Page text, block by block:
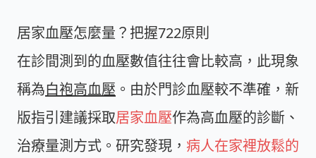
居家血壓怎麼量？把握722原則
在診間測到的血壓數值往往會比較高，此現象
稱為白袍高血壓 。由於門診血壓較不準確，新
版指引建議採取居家血壓作為高血壓的診斷、
治療量測方式。研究發現， 病人在家裡放鬆的